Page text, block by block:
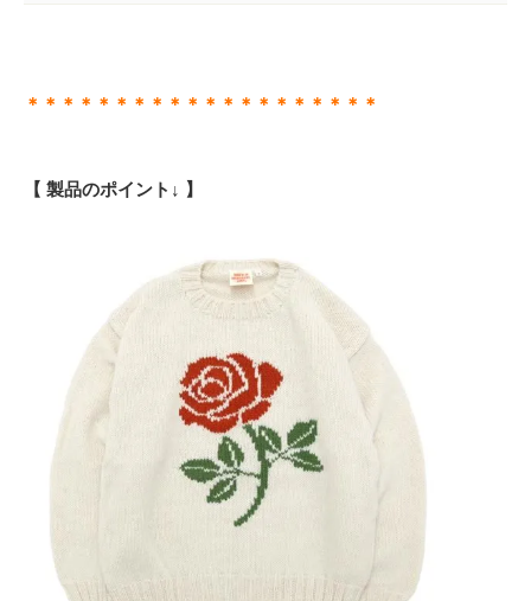
＊＊＊＊＊＊＊＊＊＊＊＊＊＊＊＊＊＊＊＊
【 製品のポイント↓ 】